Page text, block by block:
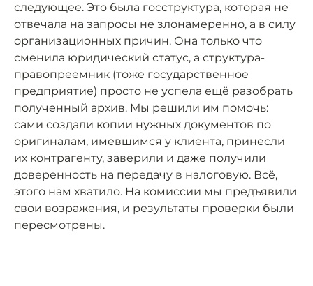
следующее. Это была госструктура, которая не
отвечала на запросы не злонамеренно, а в силу
организационных причин. Она только что
сменила юридический статус, а структура-
правопреемник (тоже государственное
предприятие) просто не успела ещё разобрать
полученный архив. Мы решили им помочь:
сами создали копии нужных документов по
оригиналам, имевшимся у клиента, принесли
их контрагенту, заверили и даже получили
доверенность на передачу в налоговую. Всё,
этого нам хватило. На комиссии мы предъявили
свои возражения, и результаты проверки были
пересмотрены.